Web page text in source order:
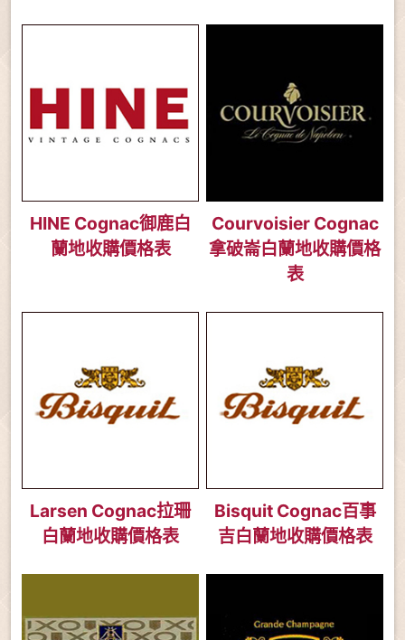
HINE Cognac御鹿白
蘭地收購價格表
Courvoisier Cognac
拿破崙白蘭地收購價格
表
Larsen Cognac拉珊
白蘭地收購價格表
Bisquit Cognac百事
吉白蘭地收購價格表